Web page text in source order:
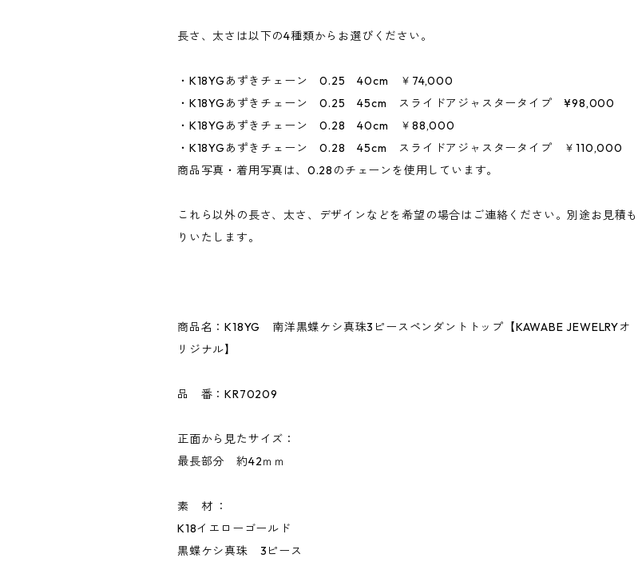
長さ、太さは以下の4種類からお選びください。
・K18YGあずきチェーン 0.25 40cm ￥74,000
・K18YGあずきチェーン 0.25 45cm スライドアジャスタータイプ ¥98,000
・K18YGあずきチェーン 0.28 40cm ￥88,000
・K18YGあずきチェーン 0.28 45cm スライドアジャスタータイプ ￥110,000
商品写真・着用写真は、0.28のチェーンを使用しています。
これら以外の長さ、太さ、デザインなどを希望の場合はご連絡ください。別途お見積も
りいたします。
商品名：K18YG 南洋黒蝶ケシ真珠3ピースペンダントトップ【KAWABE JEWELRYオ
リジナル】
品 番：KR70209
正面から見たサイズ：
最長部分 約42ｍｍ
素 材 ：
K18イエローゴールド
黒蝶ケシ真珠 3ピース